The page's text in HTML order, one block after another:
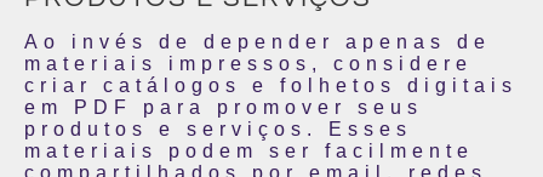
Ao invés de depender apenas de
materiais impressos, considere
criar catálogos e folhetos digitais
em PDF para promover seus
produtos e serviços. Esses
materiais podem ser facilmente
compartilhados por email, redes